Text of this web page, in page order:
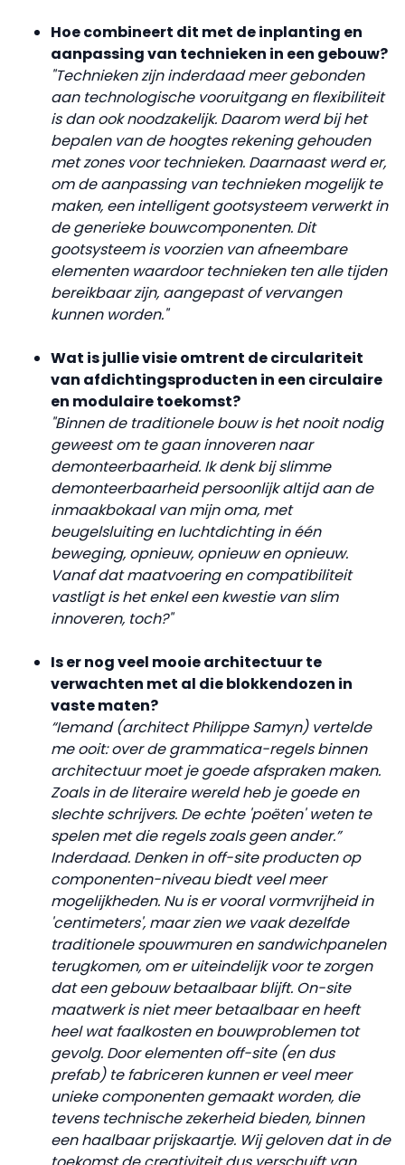
Hoe combineert dit met de inplanting en
aanpassing van technieken in een gebouw?
"Technieken zijn inderdaad meer gebonden
aan technologische vooruitgang en flexibiliteit
is dan ook noodzakelijk. Daarom werd bij het
bepalen van de hoogtes rekening gehouden
met zones voor technieken. Daarnaast werd er,
om de aanpassing van technieken mogelijk te
maken, een intelligent gootsysteem verwerkt in
de generieke bouwcomponenten. Dit
gootsysteem is voorzien van afneembare
elementen waardoor technieken ten alle tijden
bereikbaar zijn, aangepast of vervangen
kunnen worden."
Wat is jullie visie omtrent de circulariteit
van afdichtingsproducten in een circulaire
en modulaire toekomst?
"Binnen de traditionele bouw is het nooit nodig
geweest om te gaan innoveren naar
demonteerbaarheid. Ik denk bij slimme
demonteerbaarheid persoonlijk altijd aan de
inmaakbokaal van mijn oma, met
beugelsluiting en luchtdichting in één
beweging, opnieuw, opnieuw en opnieuw.
Vanaf dat maatvoering en compatibiliteit
vastligt is het enkel een kwestie van slim
innoveren, toch?"
Is er nog veel mooie architectuur te
verwachten met al die blokkendozen in
vaste maten?
“Iemand (architect Philippe Samyn) vertelde
me ooit: over de grammatica-regels binnen
architectuur moet je goede afspraken maken.
Zoals in de literaire wereld heb je goede en
slechte schrijvers. De echte 'poëten' weten te
spelen met die regels zoals geen ander.”
Inderdaad. Denken in off-site producten op
componenten-niveau biedt veel meer
mogelijkheden. Nu is er vooral vormvrijheid in
'centimeters', maar zien we vaak dezelfde
traditionele spouwmuren en sandwichpanelen
terugkomen, om er uiteindelijk voor te zorgen
dat een gebouw betaalbaar blijft. On-site
maatwerk is niet meer betaalbaar en heeft
heel wat faalkosten en bouwproblemen tot
gevolg. Door elementen off-site (en dus
prefab) te fabriceren kunnen er veel meer
unieke componenten gemaakt worden, die
tevens technische zekerheid bieden, binnen
een haalbaar prijskaartje. Wij geloven dat in de